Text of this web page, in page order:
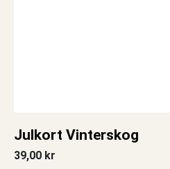
Julkort Vinterskog
39,00 kr